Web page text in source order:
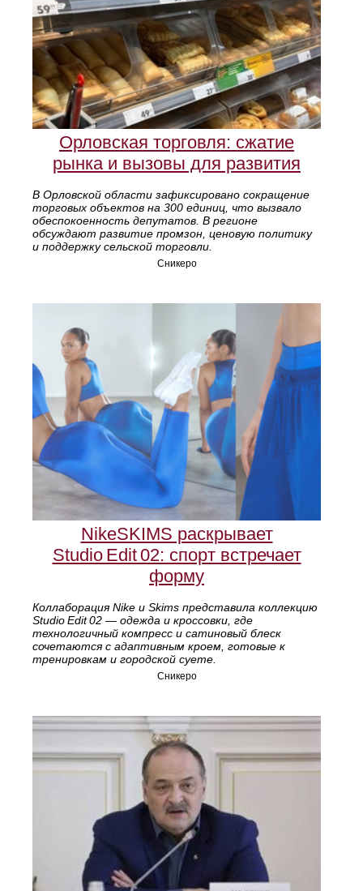
Орловская торговля: сжатие
рынка и вызовы для развития
В Орловской области зафиксировано сокращение
торговых объектов на 300 единиц, что вызвало
обеспокоенность депутатов. В регионе
обсуждают развитие промзон, ценовую политику
и поддержку сельской торговли.
Сникеро
NikeSKIMS раскрывает
Studio Edit 02: спорт встречает
форму
Коллаборация Nike и Skims представила коллекцию
Studio Edit 02 — одежда и кроссовки, где
технологичный компресс и сатиновый блеск
сочетаются с адаптивным кроем, готовые к
тренировкам и городской суете.
Сникеро